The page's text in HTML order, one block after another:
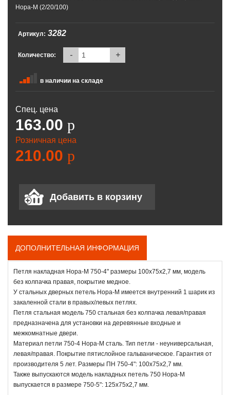
Нора-М (2/20/100)
Артикул: 3282
Количество: - +
в наличии на складе
Спец. цена
163.00 p
Розничная цена
210.00 p
ДОПОЛНИТЕЛЬНАЯ ИНФОРМАЦИЯ
Петля накладная Нора-М 750-4" размеры 100х75х2,7 мм, модель
без колпачка правая, покрытие медное.
У стальных дверных петель Нора-М имеется внутренний 1 шарик из
закаленной стали в правых/левых петлях.
Петля стальная модель 750 стальная без колпачка левая/правая
предназначена для установки на деревянные входные и
межкомнатные двери.
Материал петли 750-4 Нора-М сталь. Тип петли - неуниверсальная,
левая/правая. Покрытие пятислойное гальваническое. Гарантия от
производителя 5 лет. Размеры ПН 750-4": 100x75х2,7 мм.
Также выпускаются модель накладных петель 750 Нора-М
выпускается в размере 750-5": 125x75х2,7 мм.